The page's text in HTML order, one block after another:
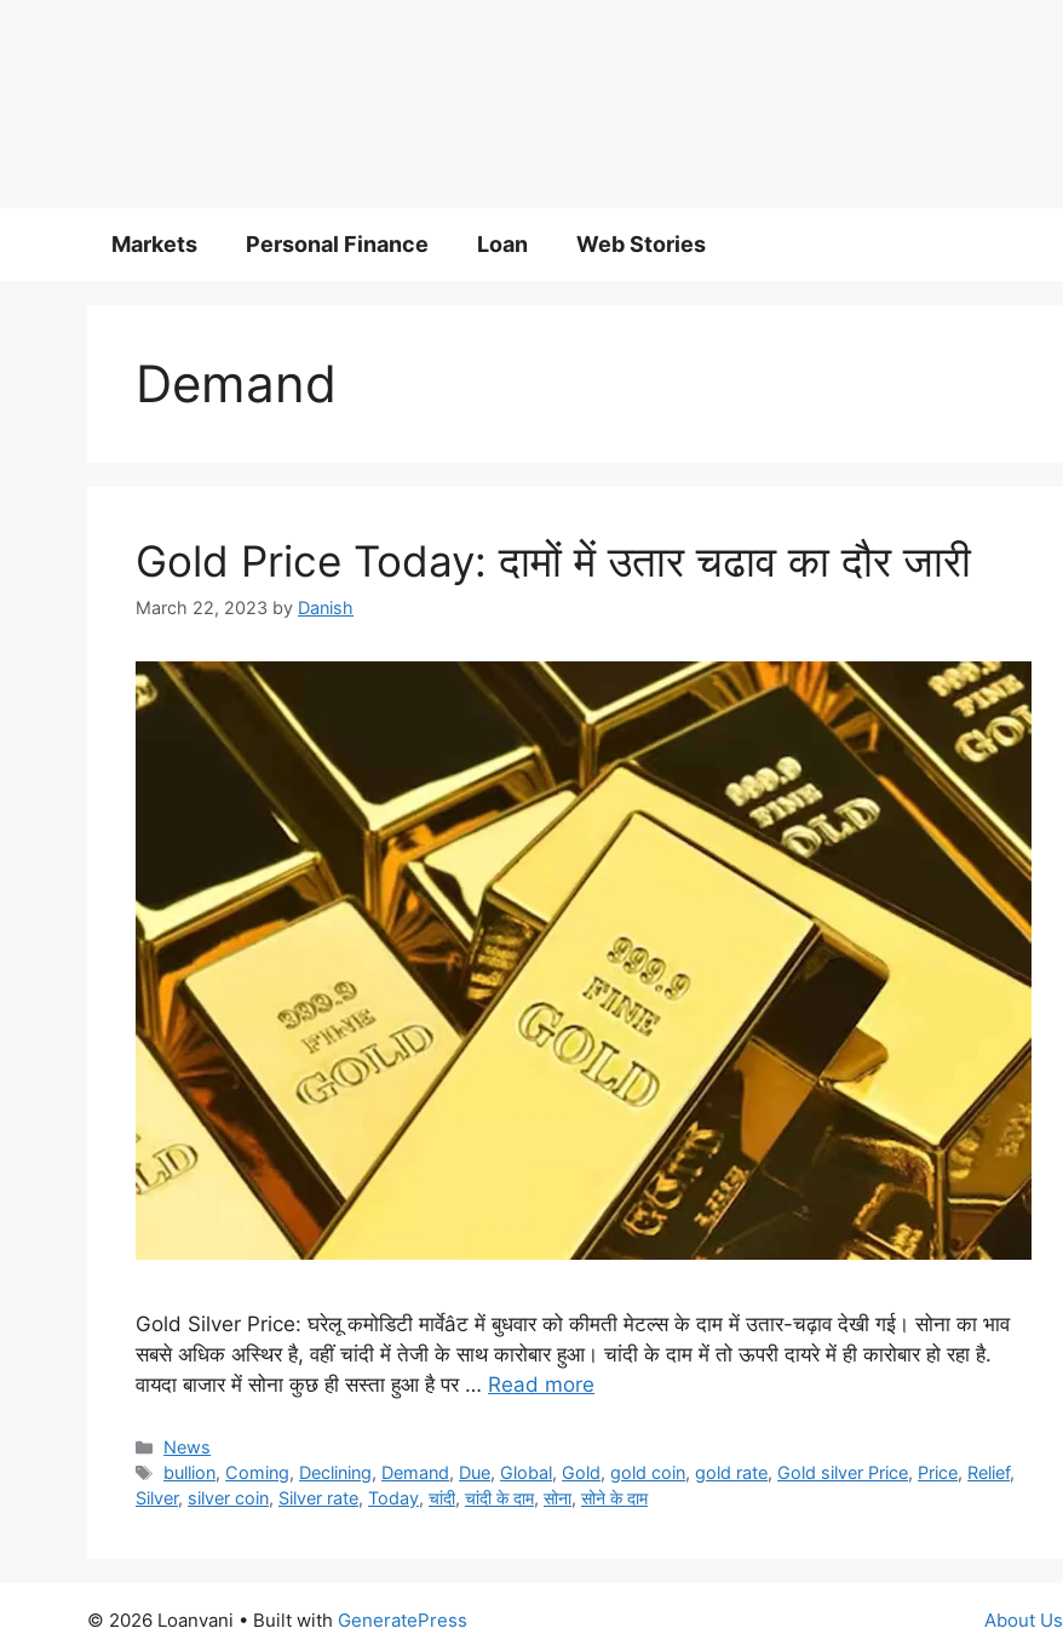
Markets Personal Finance Loan Web Stories
Demand
Gold Price Today: दामों में उतार चढाव का दौर जारी
March 22, 2023 by Danish
Gold Silver Price: घरेलू कमोडिटी मार्वेâट में बुधवार को कीमती मेटल्स के दाम में उतार-चढ़ाव देखी गई। सोना का भाव
सबसे अधिक अस्थिर है, वहीं चांदी में तेजी के साथ कारोबार हुआ। चांदी के दाम में तो ऊपरी दायरे में ही कारोबार हो रहा है.
वायदा बाजार में सोना कुछ ही सस्ता हुआ है पर … Read more
Categories
News
Tags
bullion, Coming, Declining, Demand, Due, Global, Gold,gold coin,gold rate, Gold silver Price, Price, Relief,
Silver, silver coin, Silver rate, Today, चांदी, चांदी के दाम, सोना, सोने के दाम
About Us
© 2026 Loanvani • Built with GeneratePress